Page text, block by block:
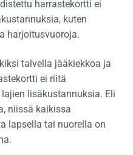
harrastekortti ei
kuten
harjoitusvuoroja.
talvella jääkiekkoa ja
ei riitä
lisäkustannuksia. Eli
niissä kaikissa
lapsella tai nuorella on